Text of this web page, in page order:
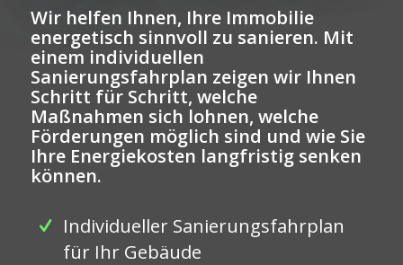
Wir helfen Ihnen, Ihre Immobilie
energetisch sinnvoll zu sanieren. Mit
einem individuellen
Sanierungsfahrplan zeigen wir Ihnen
Schritt für Schritt, welche
Maßnahmen sich lohnen, welche
Förderungen möglich sind und wie Sie
Ihre Energiekosten langfristig senken
können.
Individueller Sanierungsfahrplan
für Ihr Gebäude